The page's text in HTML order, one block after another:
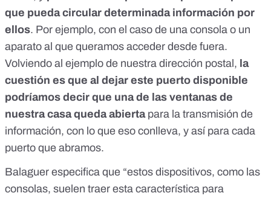
que pueda circular determinada información por
ellos. Por ejemplo, con el caso de una consola o un
aparato al que queramos acceder desde fuera.
Volviendo al ejemplo de nuestra dirección postal, la
cuestión es que al dejar este puerto disponible
podríamos decir que una de las ventanas de
nuestra casa queda abiertapara la transmisión de
información, con lo que eso conlleva, y así para cada
puerto que abramos.
Balaguer especifica que “estos dispositivos, como las
consolas, suelen traer esta característica para